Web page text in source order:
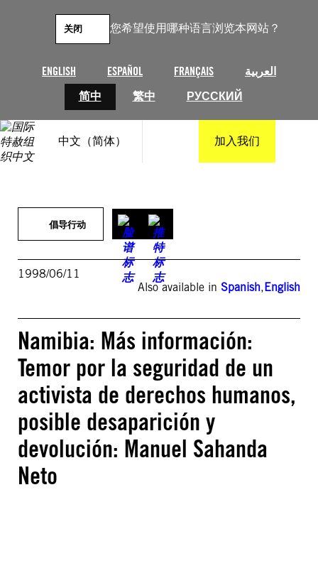
您希望使用哪种语言浏览本网站？
ENGLISH ESPAÑOL FRANÇAIS
العربية
简中
繁中 РУССКИЙ
关闭
中文（简体） 加入我们
倡导行动
1998/06/11
Also available in Spanish,English
Namibia: Más información:
Temor por la seguridad de un
activista de derechos humanos,
posible desaparición y
devolución: Manuel Sahanda
Neto